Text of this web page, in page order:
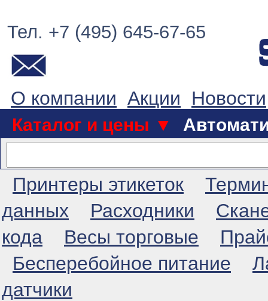
Тел. +7 (495) 645-67-65
О компании Акции Новости
Каталог и цены ▼
Принтеры этикеток
данных
Расходники
кода
Весы торговые
Бесперебойное питание
датчики